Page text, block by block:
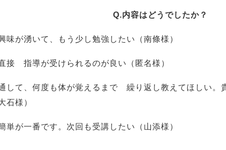
Q.内容はどうでしたか？
味が湧いて、もう少し勉強したい（南條様）
接 指導が受けられるのが良い（匿名様）
して、何度も体が覚えるまで 繰り返し教えてほしい。
石様）
単が一番です。次回も受講したい（山添様）